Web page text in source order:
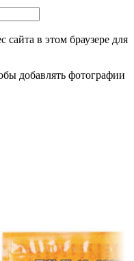
в этом браузере для
добавлять фотографии